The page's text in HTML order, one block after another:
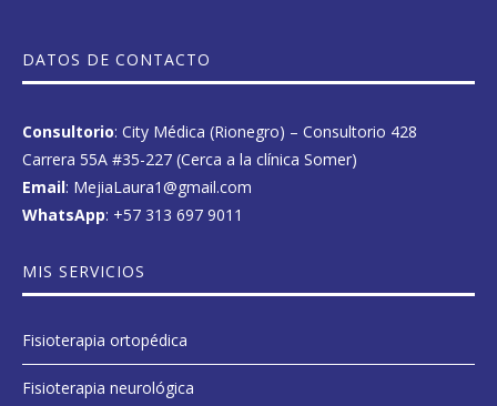
DATOS DE CONTACTO
Consultorio: City Médica (Rionegro) – Consultorio 428
Carrera 55A #35-227 (Cerca a la clínica Somer)
Email: MejiaLaura1@gmail.com
WhatsApp: +57 313 697 9011
MIS SERVICIOS
Fisioterapia ortopédica
Fisioterapia neurológica